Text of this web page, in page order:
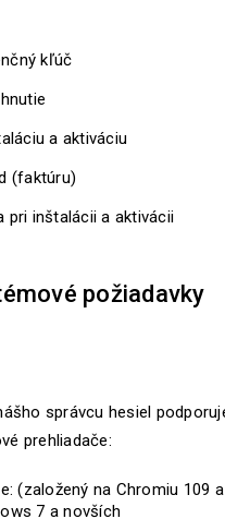
kľúč
a aktiváciu
(faktúru)
pri inštalácii a aktivácii
požiadavky
správcu hesiel
prehliadače:
(založený na Chromiu 109
7 a novších